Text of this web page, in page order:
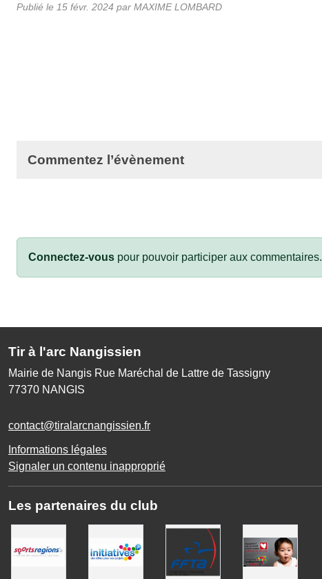
Publié le 15 févr. 2024 par MAXIME LOMBARD
Commentez l’évènement
Connectez-vous pour pouvoir participer aux commentaires.
Tir à l'arc Nangissien
Mairie de Nangis Rue Maréchal de Lattre de Tassigny
77370 NANGIS
contact@tiralarcnangissien.fr
Informations légales
Signaler un contenu inapproprié
Les partenaires du club